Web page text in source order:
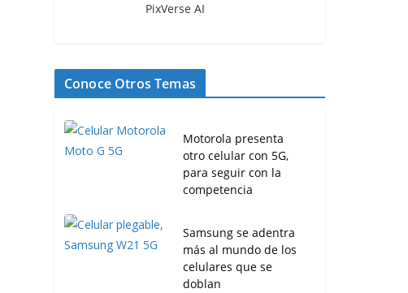
PixVerse AI
Conoce Otros Temas
Motorola presenta
otro celular con 5G,
para seguir con la
competencia
Samsung se adentra
más al mundo de los
celulares que se
doblan